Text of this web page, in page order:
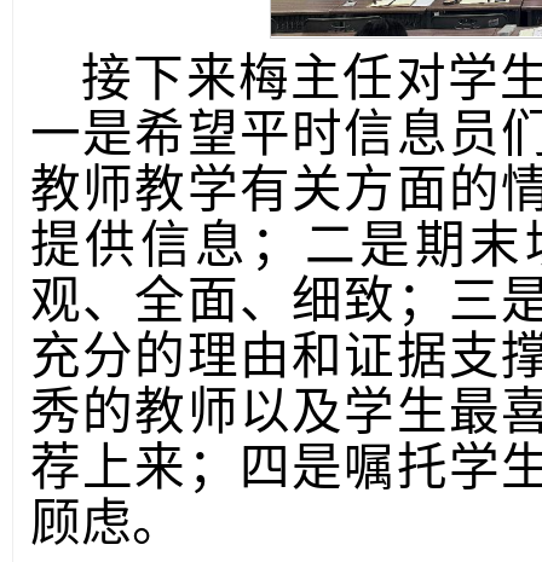
接下来梅主任对学
一是希望平时信息员
教师教学有关方面的
提供信息；二是期
观、全面、细致；三
充分的理由和证据支
秀的教师以及学生最
荐上来；四是嘱托学
顾虑。